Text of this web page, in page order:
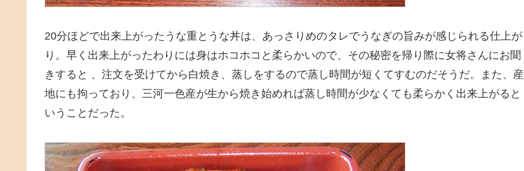
20分ほどで出来上がったうな重とうな丼は、あっさりめのタレでうなぎの旨みが感じられる仕上が
り。早く出来上がったわりには身はホコホコと柔らかいので、その秘密を帰り際に女将さんにお聞
きすると 、注文を受けてから白焼き、蒸しをするので蒸し時間が短くてすむのだそうだ。また、産
地にも拘っており、三河一色産が生から焼き始めれば蒸し時間が少なくても柔らかく出来上がると
いうことだった。